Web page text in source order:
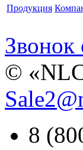
Продукция
Звонок
©
Sale2@
8